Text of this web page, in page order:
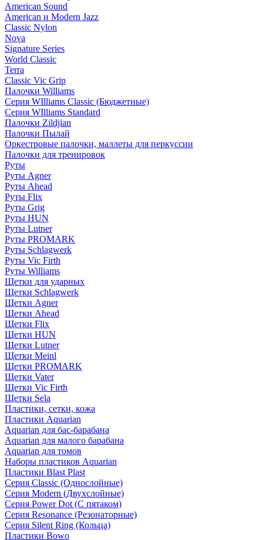
American Sound
American и Modern Jazz
Classic Nylon
Nova
Signature Series
World Classic
Terra
Classic Vic Grip
Палочки Williams
Серия WIlliams Classic (Бюджетные)
Серия WIlliams Standard
Палочки Zildjian
Палочки Пылай
Оркестровые палочки, маллеты для перкуссии
Палочки для тренировок
Руты
Руты Agner
Руты Ahead
Руты Flix
Руты Grig
Руты HUN
Руты Lutner
Руты PROMARK
Руты Schlagwerk
Руты Vic Firth
Руты Williams
Щетки для ударных
Щетки Schlagwerk
Щетки Agner
Щетки Ahead
Щетки Flix
Щетки HUN
Щетки Lutner
Щетки Meinl
Щетки PROMARK
Щетки Vater
Щетки Vic Firth
Щетки Sela
Пластики, сетки, кожа
Пластики Aquarian
Aquarian для бас-барабана
Aquarian для малого барабана
Aquarian для томов
Наборы пластиков Aquarian
Пластики Blast Plast
Серия Classic (Однослойные)
Серия Modern (Двухслойные)
Серия Power Dot (С пятаком)
Серия Resonance (Резонаторные)
Серия Silent Ring (Кольца)
Пластики Bowo